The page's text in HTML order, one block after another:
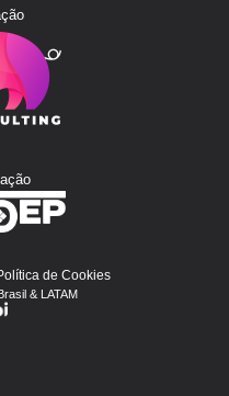
de Cookies
& LATAM